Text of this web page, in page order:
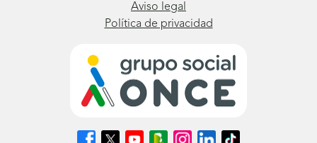
Aviso legal
Política de privacidad
SíguenosSíguenosSíguenosSíguenosSíguenosSíguenosSíguenos